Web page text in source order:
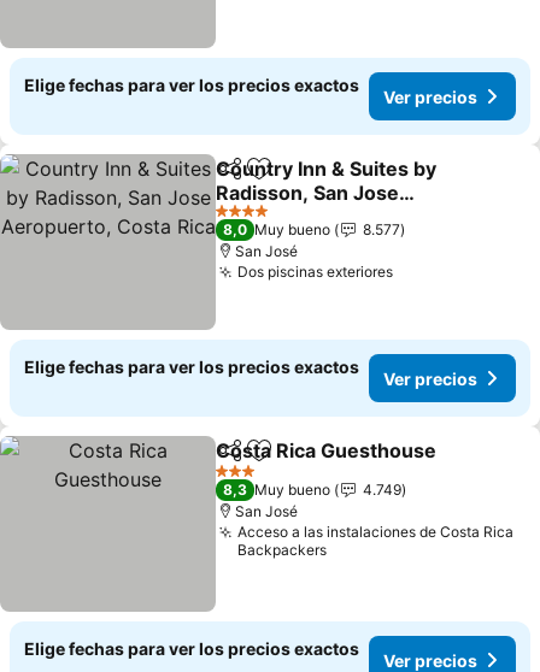
Elige fechas para ver los precios exactos
Ver precios
CompartirAgregar a favoritos
Country Inn & Suites by
Radisson, San Jose
Aeropuerto, Costa Rica
Ver precios
4 Estrellas
8,0 Muy bueno
8.577
San José
Dos piscinas exterioresVer precios
Elige fechas para ver los precios exactos
Ver precios
CompartirAgregar a favoritos
Costa Rica Guesthouse
3 Estrellas
8,3 Muy bueno
4.749
San José
Acceso a las instalaciones de Costa Rica
Backpackers
Elige fechas para ver los precios exactos
Ver precios